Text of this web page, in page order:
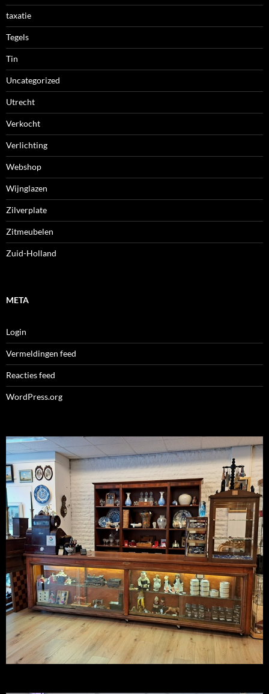
taxatie
Tegels
Tin
Uncategorized
Utrecht
Verkocht
Verlichting
Webshop
Wijnglazen
Zilverplate
Zitmeubelen
Zuid-Holland
META
Login
Vermeldingen feed
Reacties feed
WordPress.org